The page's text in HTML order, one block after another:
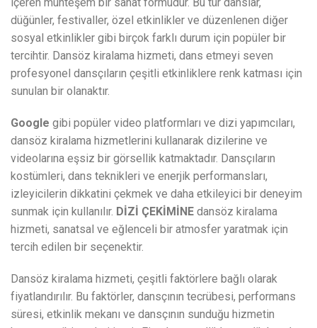
düğünler, festivaller, özel etkinlikler ve düzenlenen diğer
sosyal etkinlikler gibi birçok farklı durum için popüler bir
tercihtir. Dansöz kiralama hizmeti, dans etmeyi seven
profesyonel dansçıların çeşitli etkinliklere renk katması için
sunulan bir olanaktır.
Google gibi popüler video platformları ve dizi yapımcıları,
dansöz kiralama hizmetlerini kullanarak dizilerine ve
videolarına eşsiz bir görsellik katmaktadır. Dansçıların
kostümleri, dans teknikleri ve enerjik performansları,
izleyicilerin dikkatini çekmek ve daha etkileyici bir deneyim
sunmak için kullanılır. DİZİ ÇEKİMİNE dansöz kiralama
hizmeti, sanatsal ve eğlenceli bir atmosfer yaratmak için
tercih edilen bir seçenektir.
Dansöz kiralama hizmeti, çeşitli faktörlere bağlı olarak
fiyatlandırılır. Bu faktörler, dansçının tecrübesi, performans
süresi, etkinlik mekanı ve dansçının sunduğu hizmetin